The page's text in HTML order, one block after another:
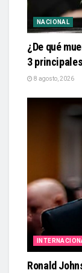
NACIONAL
¿De qué
3
8 agosto, 2026
Ronald